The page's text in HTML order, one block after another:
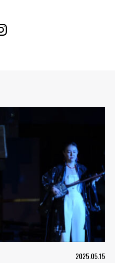
2025.05.15